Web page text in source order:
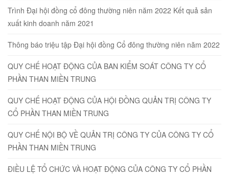
Trình Đại hội đồng cổ đông thường niên năm 2022 Kết quả sản
xuất kinh doanh năm 2021
Thông báo triệu tập Đại hội đồng Cổ đông thường niên năm 2022
QUY CHẾ HOẠT ĐỘNG CỦA BAN KIỂM SOÁT CÔNG TY CỔ
PHẦN THAN MIỀN TRUNG
QUY CHẾ HOẠT ĐỘNG CỦA HỘI ĐỒNG QUẢN TRỊ CÔNG TY
CỔ PHẦN THAN MIỀN TRUNG
QUY CHẾ NỘI BỘ VỀ QUẢN TRỊ CÔNG TY CỦA CÔNG TY CỔ
PHẦN THAN MIỀN TRUNG
ĐIỀU LỆ TỔ CHỨC VÀ HOẠT ĐỘNG CỦA CÔNG TY CỔ PHẦN